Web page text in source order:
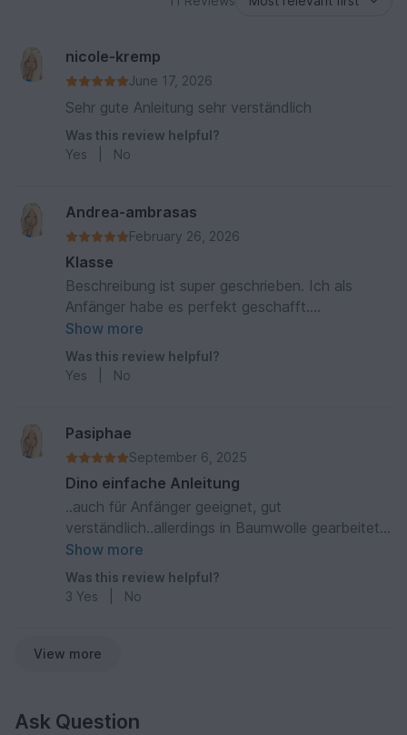
nicole-kremp
June 17, 2026
Sehr gute Anleitung sehr verständlich
Was this review helpful?
Yes
No
Andrea-ambrasas
February 26, 2026
Klasse
Beschreibung ist super geschrieben. Ich als
Anfänger habe es perfekt geschafft.
Dankeschön
Show more
Was this review helpful?
Yes
No
Pasiphae
September 6, 2025
Dino einfache Anleitung
..auch für Anfänger geeignet, gut
verständlich..allerdings in Baumwolle gearbeitet
da es für ein Baby bestimmt ist
Show more
Was this review helpful?
3 Yes No
View more
Ask Question